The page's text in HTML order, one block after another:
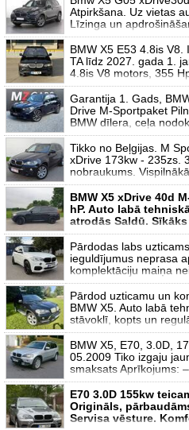
Atpirkšana. Uz vietas
Līzinga un
BMW X5 E53 4.8is V8.
TA līdz 2027. gada 1.
4.8is V8 motors, 355
Garantija 1. Gads,
Drive M-Sportpaket
BMW dīlera, ceļa
Tikko no Beļgijas. M
xDrive 173kw - 235zs.
nobraukums.
BMW X5 xDrive 40d
hP. Auto labā
atrodās Saldū.
Pārdodas labs
ieguldījumus neprasa
komplektāciju maiņa
Pārdod uzticamu un
BMW X5. Auto labā
stāvoklī, kopts un
BMW X5, E70, 3.0D,
05.2009 Tiko izgaju
smaksats Aprīkojums:
E70 3.0D 155kw
Origināls,
Servisa vēsture.